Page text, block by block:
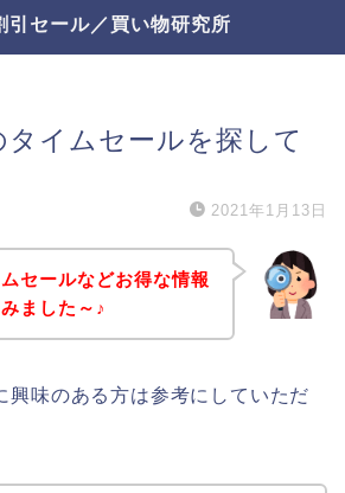
引セール／買い物研究所
イムセールを探して
2021年1月13日
セールなどお得な情報
ました～♪
興味のある方は参考にしていただ